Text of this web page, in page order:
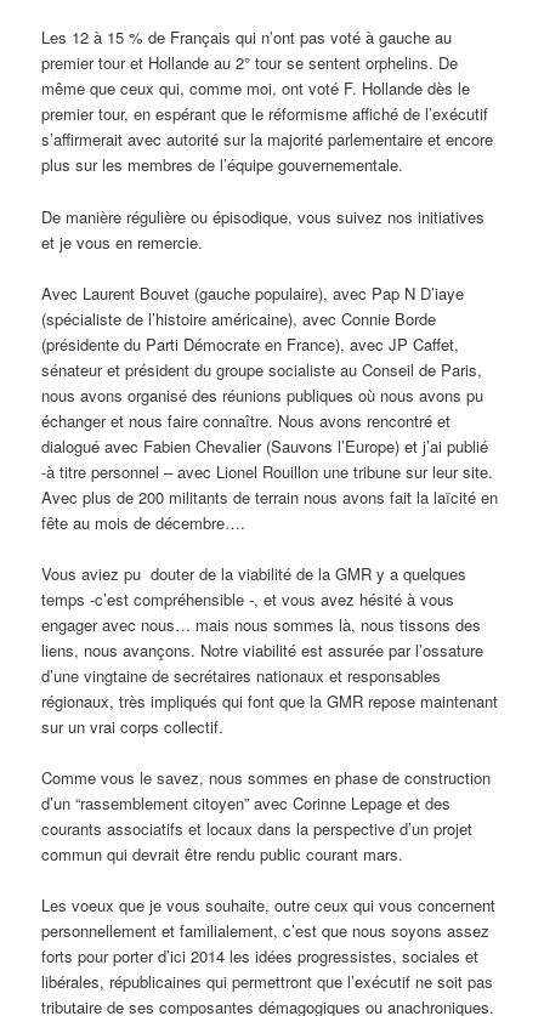
Les 12 à 15 % de Français qui n’ont pas voté à gauche au
premier tour et Hollande au 2° tour se sentent orphelins. De
même que ceux qui, comme moi, ont voté F. Hollande dès le
premier tour, en espérant que le réformisme affiché de l’exécutif
s’affirmerait avec autorité sur la majorité parlementaire et encore
plus sur les membres de l’équipe gouvernementale.
De manière régulière ou épisodique, vous suivez nos initiatives
et je vous en remercie.
Avec Laurent Bouvet (gauche populaire), avec Pap N D’iaye
(spécialiste de l’histoire américaine), avec Connie Borde
(présidente du Parti Démocrate en France), avec JP Caffet,
sénateur et président du groupe socialiste au Conseil de Paris,
nous avons organisé des réunions publiques où nous avons pu
échanger et nous faire connaître. Nous avons rencontré et
dialogué avec Fabien Chevalier (Sauvons l’Europe) et j’ai publié
-à titre personnel – avec Lionel Rouillon une tribune sur leur site.
Avec plus de 200 militants de terrain nous avons fait la laïcité en
fête au mois de décembre….
Vous aviez pu douter de la viabilité de la GMR y a quelques
temps -c’est compréhensible -, et vous avez hésité à vous
engager avec nous… mais nous sommes là, nous tissons des
liens, nous avançons. Notre viabilité est assurée par l’ossature
d’une vingtaine de secrétaires nationaux et responsables
régionaux, très impliqués qui font que la GMR repose maintenant
sur un vrai corps collectif.
Comme vous le savez, nous sommes en phase de construction
d’un “rassemblement citoyen” avec Corinne Lepage et des
courants associatifs et locaux dans la perspective d’un projet
commun qui devrait être rendu public courant mars.
Les voeux que je vous souhaite, outre ceux qui vous concernent
personnellement et familialement, c’est que nous soyons assez
forts pour porter d’ici 2014 les idées progressistes, sociales et
libérales, républicaines qui permettront que l’exécutif ne soit pas
tributaire de ses composantes démagogiques ou anachroniques.